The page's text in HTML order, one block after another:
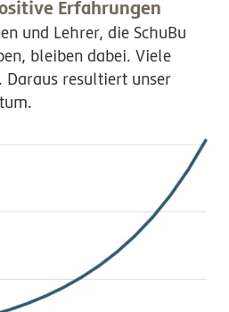
Erfahrungen
und Lehrer, die SchuBu
bleiben dabei. Viele
Daraus resultiert unser